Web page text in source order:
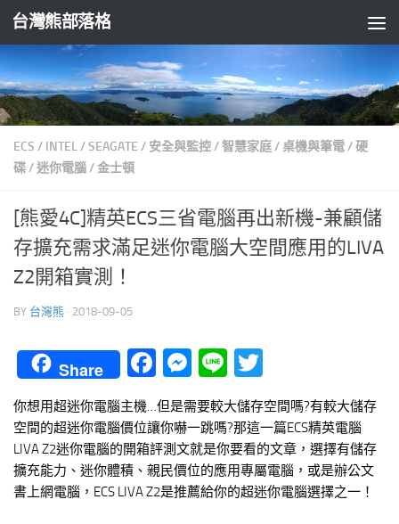
Skip to content
台灣熊部落格
ECS / INTEL/SEAGATE / 安全與監控/智慧家庭/ 桌機與筆電/硬
碟/迷你電腦/金士頓
[熊愛4C]精英ECS三省電腦再出新機-兼顧儲
存擴充需求滿足迷你電腦大空間應用的LIVA
Z2開箱實測！
BY 台灣熊 · 2018-09-05
Share Facebook
Messenger
Line
你想用超迷你電腦主機…但是需要較大儲存空間嗎?有較大儲存
空間的超迷你電腦價位讓你嚇一跳嗎?那這一篇ECS精英電腦
LIVA Z2迷你電腦的開箱評測文就是你要看的文章，選擇有儲存
擴充能力、迷你體積、親民價位的應用專屬電腦，或是辦公文
書上網電腦，ECS LIVA Z2是推薦給你的超迷你電腦選擇之一！